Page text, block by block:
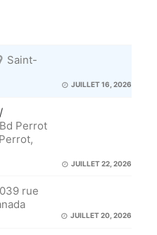
Saint-
JUILLET 16, 2026
Perrot
JUILLET 22, 2026
rue
JUILLET 20, 2026